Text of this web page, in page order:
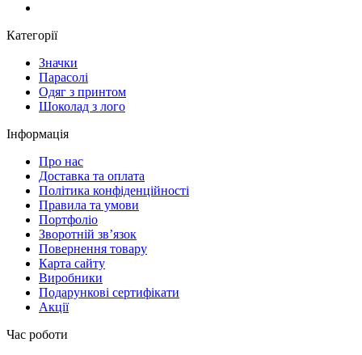
Категорії
Значки
Парасолі
Одяг з принтом
Шоколад з лого
Інформація
Про нас
Доставка та оплата
Політика конфіденційності
Правила та умови
Портфоліо
Зворотній зв’язок
Повернення товару
Карта сайту
Виробники
Подарункові сертифікати
Акції
Час роботи